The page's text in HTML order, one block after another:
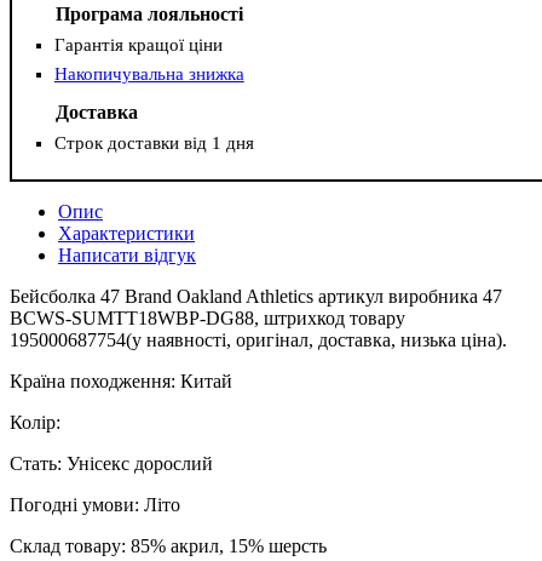
Програма лояльності
Гарантія кращої ціни
Накопичувальна знижка
Доставка
Строк доставки від 1 дня
Опис
Характеристики
Написати відгук
Бейсболка 47 Brand Oakland Athletics артикул виробника 47
BCWS-SUMTT18WBP-DG88, штрихкод товару
195000687754(у наявності, оригінал, доставка, низька ціна).
Країна походження: Китай
Колір:
Стать: Унісекс дорослий
Погодні умови: Літо
Склад товару: 85% акрил, 15% шерсть